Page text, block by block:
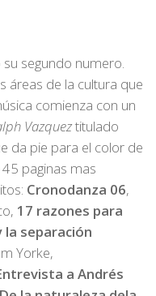
segundo numero.
áreas de la cultura que
comienza con un
Vazqueztitulado
da pie para el color de
paginas mas
Cronodanza 06,
17 razones para
la separación
Yorke,
a Andrés